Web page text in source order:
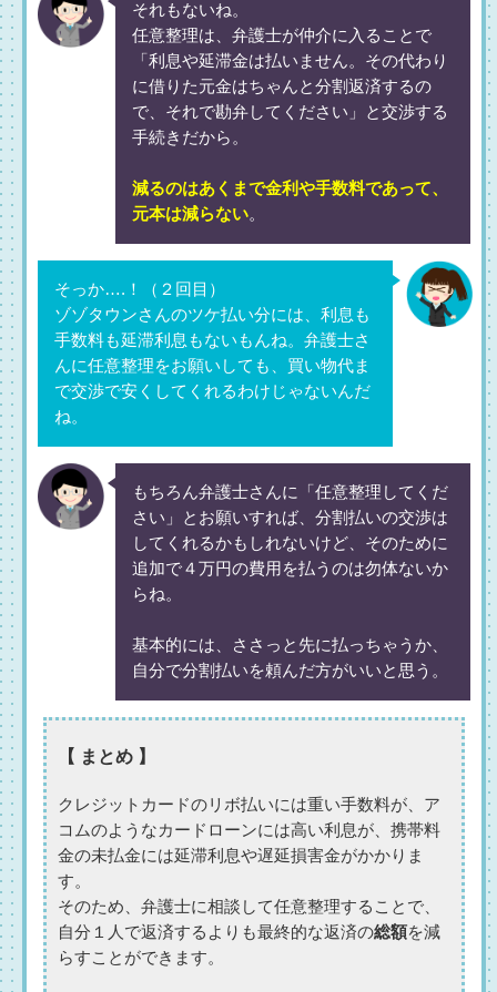
それもないね。
任意整理は、弁護士が仲介に入ることで
「利息や延滞金は払いません。その代わり
に借りた元金はちゃんと分割返済するの
で、それで勘弁してください」と交渉する
手続きだから。
減るのはあくまで金利や手数料であって、
元本は減らない。
そっか….！（２回目）
ゾゾタウンさんのツケ払い分には、利息も
手数料も延滞利息もないもんね。弁護士さ
んに任意整理をお願いしても、買い物代ま
で交渉で安くしてくれるわけじゃないんだ
ね。
もちろん弁護士さんに「任意整理してくだ
さい」とお願いすれば、分割払いの交渉は
してくれるかもしれないけど、そのために
追加で４万円の費用を払うのは勿体ないか
らね。
基本的には、ささっと先に払っちゃうか、
自分で分割払いを頼んだ方がいいと思う。
【 まとめ 】
クレジットカードのリボ払いには重い手数料が、ア
コムのようなカードローンには高い利息が、携帯料
金の未払金には延滞利息や遅延損害金がかかりま
す。
そのため、弁護士に相談して任意整理することで、
自分１人で返済するよりも最終的な返済の総額を減
らすことができます。